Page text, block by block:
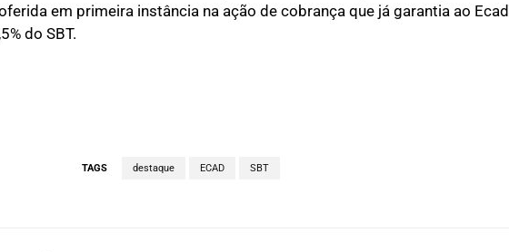
em primeira instância na ação de cobrança que já garantia ao Ecad
do SBT.
TAGS destaque ECAD SBT